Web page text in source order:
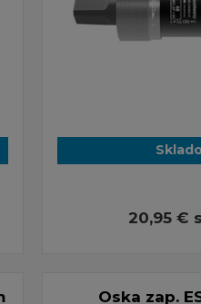
20,95 €
Oska zap.